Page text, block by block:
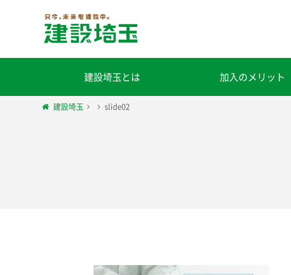
建設埼玉とは 加入のメリット
建設埼玉 slide02